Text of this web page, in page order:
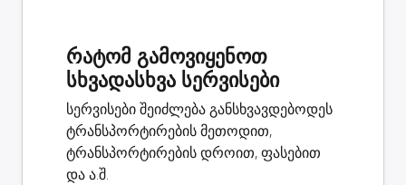
რატომ გამოვიყენოთ
სხვადასხვა სერვისები
სერვისები შეიძლება განსხვავდებოდეს
ტრანსპორტირების მეთოდით,
ტრანსპორტირების დროით, ფასებით
და ა.შ.